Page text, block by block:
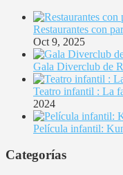
Restaurantes con
Oct 9, 2025
Gala Diverclub de
Teatro infantil : La
2024
Película infantil:
Categorías